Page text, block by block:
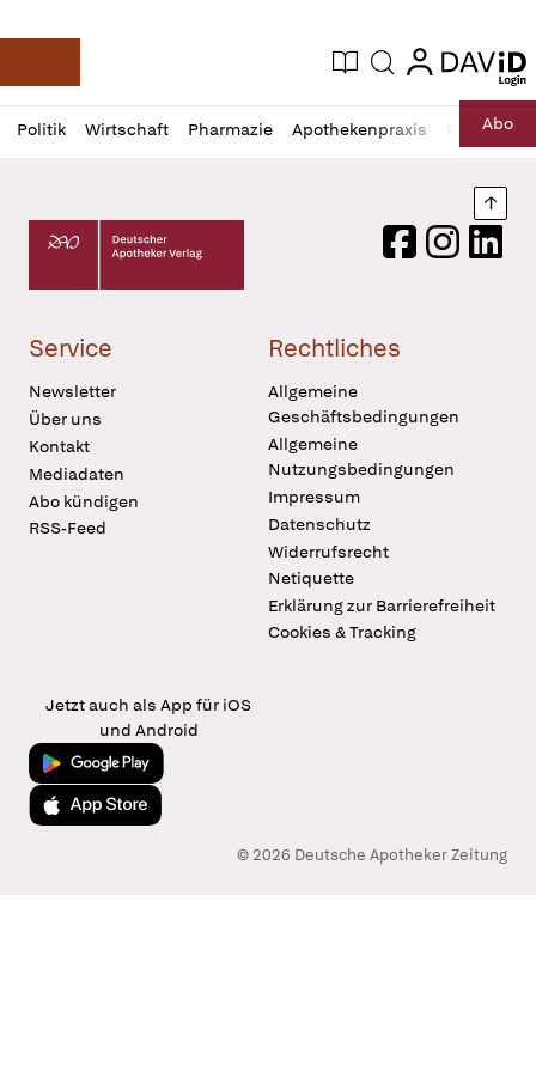
Deutsche Apotheker Zeitung
Aktuelle Ausgabe
Suche login
login
Politik Wirtschaft Pharmazie Apothekenpraxis RechtAbo
Profil
öffnen
Daz
Pur
Deutscher Apotheker Verlag Logo
FacebookInstagram
Service
Newsletter
Über uns
Kontakt
Mediadaten
Abo kündigen
RSS-Feed
Rechtliches
Allgemeine
Geschäftsbedingungen
Allgemeine
Nutzungsbedingungen
Impressum
Datenschutz
Widerrufsrecht
Netiquette
Erklärung zur Barrierefreiheit
Cookies & Tracking
Jetzt auch als App für iOS
und Android
Jetzt bei Google Play
Laden im App Store
© 2026 Deutsche Apotheker Zeitung